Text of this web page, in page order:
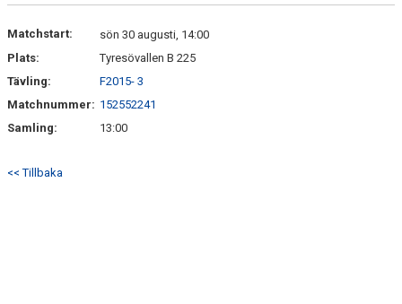
Matchstart:
sön 30 augusti, 14:00
Plats:
Tyresövallen B 225
Tävling:
F2015- 3
Matchnummer: 152552241
Samling:
13:00
<< Tillbaka